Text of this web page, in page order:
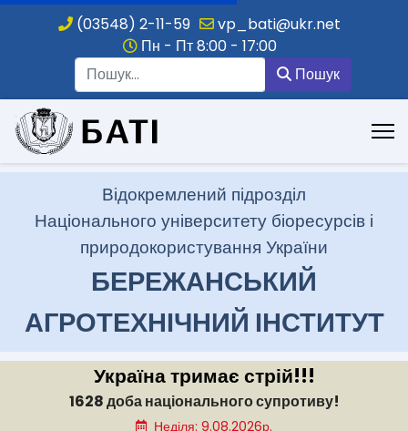
(03548) 2-11-59
vp_bati@ukr.net
Пн - Пт 8:00 - 17:00
Пошук
.
Відокремлений підрозділ
Національного університету біоресурсів і
природокористування України
БЕРЕЖАНСЬКИЙ
АГРОТЕХНІЧНИЙ ІНСТИТУТ
Україна тримає стрій!!!
1628 доба національного супротиву!
Неділя: 9.08.2026р.